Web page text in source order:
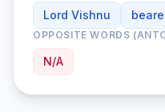
Lord Vishnu
OPPOSITE WORDS
N/A